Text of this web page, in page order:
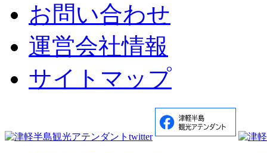
お問い合わせ
運営会社情報
サイトマップ